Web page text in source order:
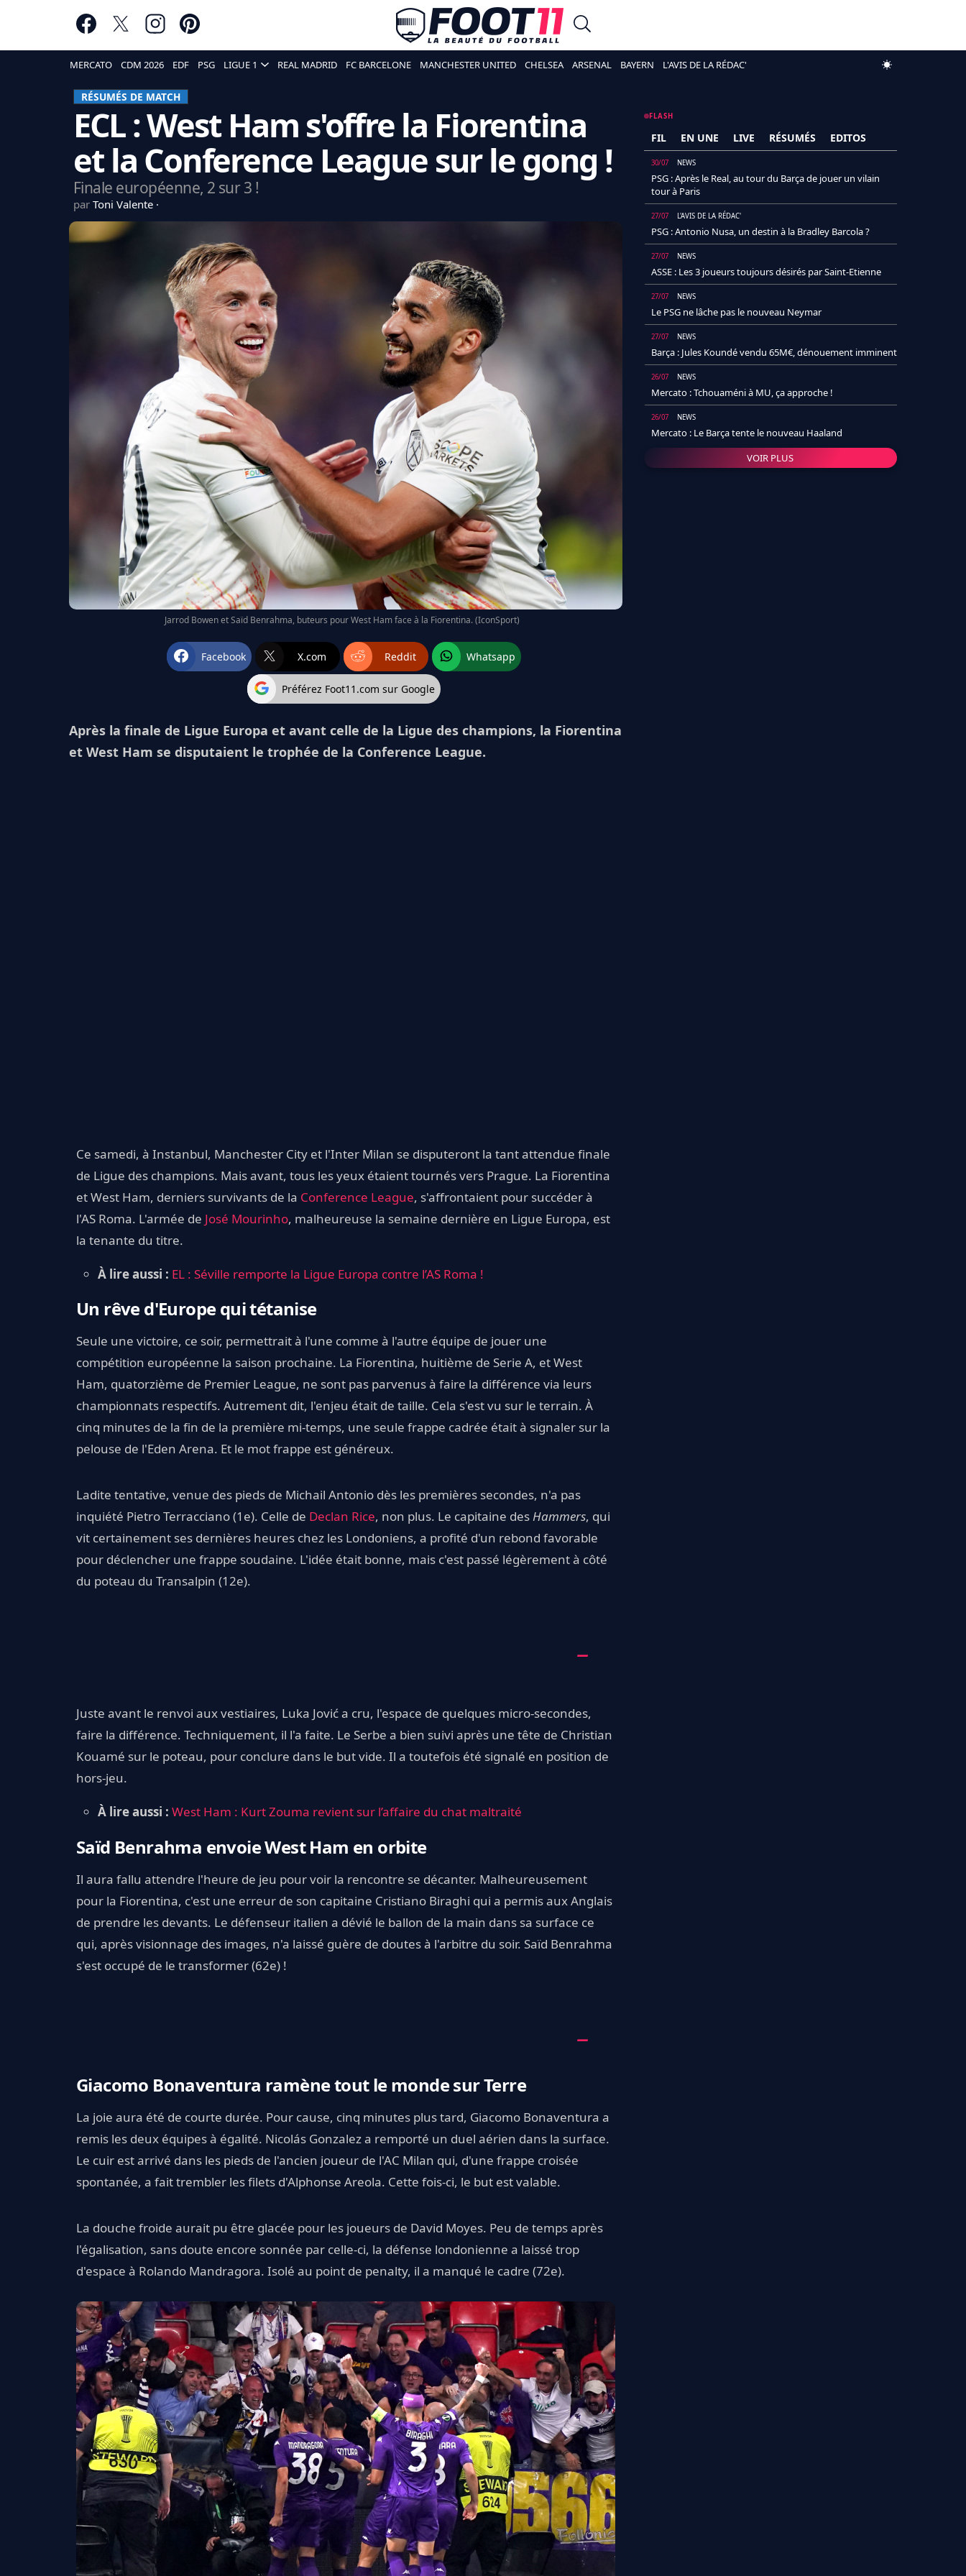
MERCATO CDM 2026 EDF PSG LIGUE 1 REAL MADRID FC BARCELONE MANCHESTER UNITED CHELSEA ARSENAL BAYERN L'AVIS DE LA RÉDAC'
RÉSUMÉS DE MATCH
ECL : West Ham s'offre la Fiorentina
et la Conference League sur le gong !
Finale européenne, 2 sur 3 !
par Toni Valente
Jarrod Bowen et Saïd Benrahma, buteurs pour West Ham face à la Fiorentina. (IconSport)
Facebook X.com Reddit Whatsapp
Préférez Foot11.com sur Google
Après la finale de Ligue Europa et avant celle de la Ligue des champions, la Fiorentina
et West Ham se disputaient le trophée de la Conference League.
Ce samedi, à Instanbul, Manchester City et l'Inter Milan se disputeront la tant attendue finale
de Ligue des champions. Mais avant, tous les yeux étaient tournés vers Prague. La Fiorentina
et West Ham, derniers survivants de la Conference League, s'affrontaient pour succéder à
l'AS Roma. L'armée de José Mourinho, malheureuse la semaine dernière en Ligue Europa, est
la tenante du titre.
À lire aussi : EL : Séville remporte la Ligue Europa contre l’AS Roma !
Un rêve d'Europe qui tétanise
Seule une victoire, ce soir, permettrait à l'une comme à l'autre équipe de jouer une
compétition européenne la saison prochaine. La Fiorentina, huitième de Serie A, et West
Ham, quatorzième de Premier League, ne sont pas parvenus à faire la différence via leurs
championnats respectifs. Autrement dit, l'enjeu était de taille. Cela s'est vu sur le terrain. À
cinq minutes de la fin de la première mi-temps, une seule frappe cadrée était à signaler sur la
pelouse de l'Eden Arena. Et le mot frappe est généreux.
Ladite tentative, venue des pieds de Michail Antonio dès les premières secondes, n'a pas
inquiété Pietro Terracciano (1e). Celle de Declan Rice, non plus. Le capitaine desHammers, qui
vit certainement ses dernières heures chez les Londoniens, a profité d'un rebond favorable
pour déclencher une frappe soudaine. L'idée était bonne, mais c'est passé légèrement à côté
du poteau du Transalpin (12e).
Juste avant le renvoi aux vestiaires, Luka Jović a cru, l'espace de quelques micro-secondes,
faire la différence. Techniquement, il l'a faite. Le Serbe a bien suivi après une tête de Christian
Kouamé sur le poteau, pour conclure dans le but vide. Il a toutefois été signalé en position de
hors-jeu.
À lire aussi : West Ham : Kurt Zouma revient sur l’affaire du chat maltraité
Saïd Benrahma envoie West Ham en orbite
Il aura fallu attendre l'heure de jeu pour voir la rencontre se décanter. Malheureusement
pour la Fiorentina, c'est une erreur de son capitaine Cristiano Biraghi qui a permis aux Anglais
de prendre les devants. Le défenseur italien a dévié le ballon de la main dans sa surface ce
qui, après visionnage des images, n'a laissé guère de doutes à l'arbitre du soir. Saïd Benrahma
s'est occupé de le transformer (62e) !
Giacomo Bonaventura ramène tout le monde sur Terre
La joie aura été de courte durée. Pour cause, cinq minutes plus tard, Giacomo Bonaventura a
remis les deux équipes à égalité. Nicolás Gonzalez a remporté un duel aérien dans la surface.
Le cuir est arrivé dans les pieds de l'ancien joueur de l'AC Milan qui, d'une frappe croisée
spontanée, a fait trembler les filets d'Alphonse Areola. Cette fois-ci, le but est valable.
La douche froide aurait pu être glacée pour les joueurs de David Moyes. Peu de temps après
l'égalisation, sans doute encore sonnée par celle-ci, la défense londonienne a laissé trop
d'espace à Rolando Mandragora. Isolé au point de penalty, il a manqué le cadre (72e).
FLASH
FIL EN UNE LIVE RÉSUMÉS EDITOS
30/07 NEWS
PSG : Après le Real, au tour du Barça de jouer un vilain
tour à Paris
27/07 L'AVIS DE LA RÉDAC'
PSG : Antonio Nusa, un destin à la Bradley Barcola ?
27/07 NEWS
ASSE : Les 3 joueurs toujours désirés par Saint-Etienne
27/07 NEWS
Le PSG ne lâche pas le nouveau Neymar
27/07 NEWS
Barça : Jules Koundé vendu 65M€, dénouement imminent
26/07 NEWS
Mercato : Tchouaméni à MU, ça approche !
26/07 NEWS
Mercato : Le Barça tente le nouveau Haaland
VOIR PLUS